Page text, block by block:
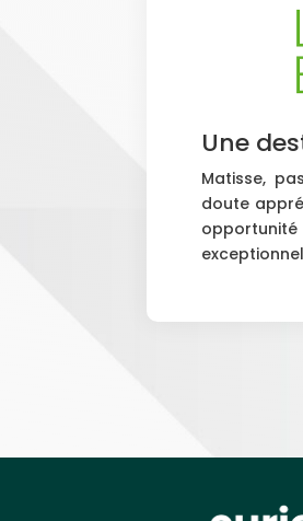
Une
Matisse,
doute
opportunité